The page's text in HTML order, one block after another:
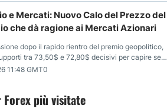
più visitate
e Mercati: Nuovo Calo del Prezzo del
che dà ragione ai Mercati Azionari
dopo il rapido rientro del premio geopolitico,
tra 73,50$ e 72,80$ decisivi per capire se il
quota 70$.
11:48 GMT0